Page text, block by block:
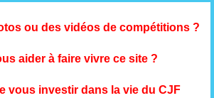
ou des vidéos de compétitions ?
aider à faire vivre ce site ?
vous investir dans la vie du CJF